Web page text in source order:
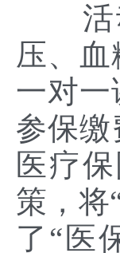
压、
一对一
参保缴
医疗
策，将
了“医